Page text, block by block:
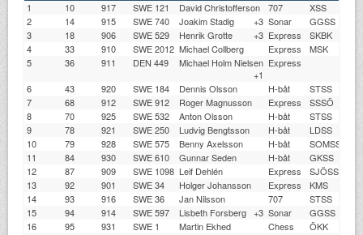
1 10 917 SWE 121 David Christofferson 707 XSS
2
14 915 SWE 740 Joakim Stadig +3 Sonar GGSS
3
18 906 SWE 529 Henrik Grotte +3 Express SKBK
4
33 910 SWE 2012 Michael Collberg Express MSK
5
36 911 DEN 449
Michael Holm Nielsen
+1
Express
6
43 920 SWE 184 Dennis Olsson H-båt STSS
7
68 912 SWE 912 Roger Magnusson Express SSSÖ
8
70 925 SWE 532 Anton Olsson H-båt STSS
9
78 921 SWE 250 Ludvig Bengtsson H-båt LDSS
10
79 928 SWE 575 Benny Axelsson H-båt SOMSS
11
84 930 SWE 610 Gunnar Seden H-båt GKSS
12
87 909 SWE 1098 Leif Dehlén Express SJÖSS
13
92 901 SWE 34 Holger Johansson Express KMS
14
93 916 SWE 36 Jan Nilsson 707 STSS
15
94 914 SWE 597 Lisbeth Forsberg +3 Sonar GGSS
16
95 931 SWE 1 Martin Ekhed Chess ÖKK